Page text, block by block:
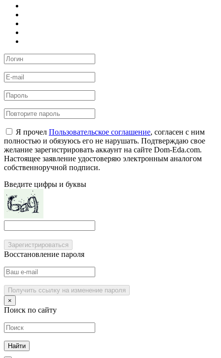
Я прочел Пользовательское соглашение, согласен с ним
полностью и обязуюсь его не нарушать. Подтверждаю свое
желание зарегистрировать аккаунт на сайте Dom-Eda.com.
Настоящее заявление удостоверяю электронным аналогом
собственноручной подписи.
Введите цифры и буквы
Зарегистрироваться
Восстановление пароля
Получить ссылку на изменение пароля
×
Поиск по сайту